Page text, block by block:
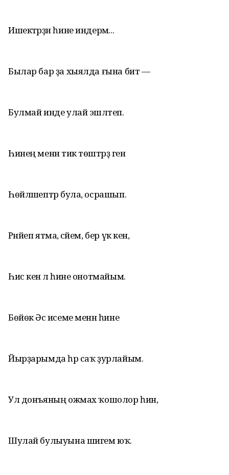
Ишектәрҙән һине индерәм...
Былар бар ҙа хыялда ғына бит —
Булмай инде улай эшләтеп.
Һинең менән тик төштәрҙә генә
Һөйләшептәр була, осрашып.
Рәнйеп ятма, әсәйем, бер үк кенә,
Һис кенә лә һине онотмайым.
Бөйөк Әсә исеме менән һине
Йырҙарымда һәр саҡ ҙурлайым.
Ул донъяның ожмах ҡошолор һин,
Шулай булыуына шигем юҡ.